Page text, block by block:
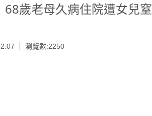
歲老母久病住院遭女兒窒
瀏覽數:2250